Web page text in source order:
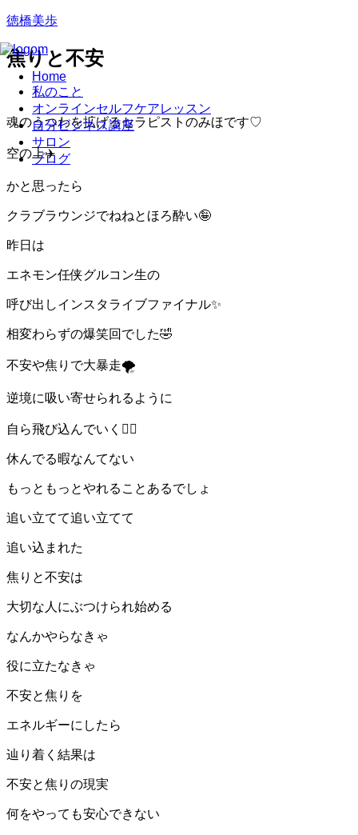
徳橋美歩
Home
私のこと
オンラインセルフケアレッスン
自分ビジネス講座
サロン
ブログ
焦りと不安
魂のうつわを拡げるセラピストのみほです♡
空の上✈️
かと思ったら
クラブラウンジでねねとほろ酔い🤪
昨日は
エネモン任侠グルコン生の
呼び出しインスタライブファイナル✨
相変わらずの爆笑回でした🤣
不安や焦りで大暴走🌪
逆境に吸い寄せられるように
自ら飛び込んでいく🏊‍♀️
休んでる暇なんてない
もっともっとやれることあるでしょ
追い立てて追い立てて
追い込まれた
焦りと不安は
大切な人にぶつけられ始める
なんかやらなきゃ
役に立たなきゃ
不安と焦りを
エネルギーにしたら
辿り着く結果は
不安と焦りの現実
何をやっても安心できない